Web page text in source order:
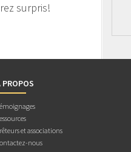
surpris!
PROPOS
et associations
nous